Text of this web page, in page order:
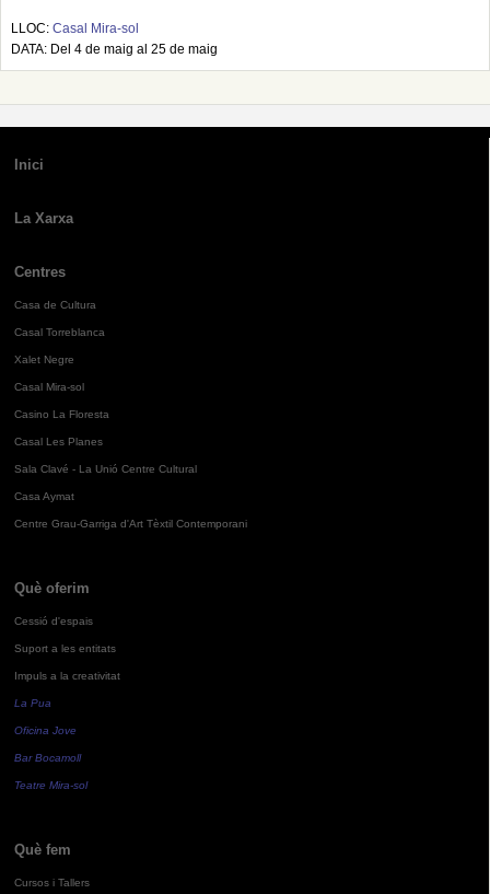
LLOC: Casal Mira-sol
DATA: Del 4 de maig al 25 de maig
Inici
La Xarxa
Centres
Casa de Cultura
Casal Torreblanca
Xalet Negre
Casal Mira-sol
Casino La Floresta
Casal Les Planes
Sala Clavé - La Unió Centre Cultural
Casa Aymat
Centre Grau-Garriga d'Art Tèxtil Contemporani
Què oferim
Cessió d'espais
Suport a les entitats
Impuls a la creativitat
La Pua
Oficina Jove
Bar Bocamoll
Teatre Mira-sol
Què fem
Cursos i Tallers